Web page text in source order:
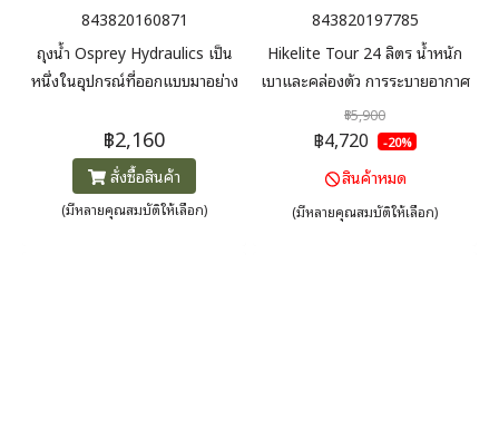
843820160871
ถุงน้ำ Osprey Hydraulics เป็น
หนึ่งในอุปกรณ์ที่ออกแบบมาอย่าง
กิจกรรมกลางแจ้ง เช่น เดินป่า ปั่น
จักรยาน วิ่งเทรล และเดินทางไกล
มาพร้อมกับคุณสมบัติที่เน้นความ
สะดวก ความทนทาน และการใช้
฿2,160
สั่งซื้อสินค้า
(มีหลายคุณสมบัติให้เลือก)
843820197785
Hikelite Tour 24 ลิตร น้ำหนัก
เบาและคล่องตัว การระบายอากาศ
AirSpeed™ สำหรับ one day
trip ที่ต้องการพกสัมภาระ ระบบ
หลังแบบตาข่าย มาพร้อมเข็มขัด
คาดสะโพกบุนวม
฿5,900
฿4,720 -20%
สินค้าหมด
(มีหลายคุณสมบัติให้เลือก)